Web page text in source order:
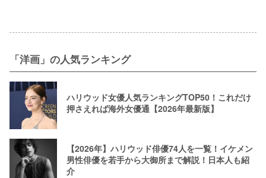
「洋画」の人気ランキング
ハリウッド女優人気ランキングTOP50！これだけ
押さえれば海外女優通【2026年最新版】
【2026年】ハリウッド俳優74人を一覧！イケメン
男性俳優を若手から大御所まで解説！日本人も紹
介